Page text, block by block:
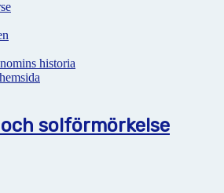
historia
solförmörkelse